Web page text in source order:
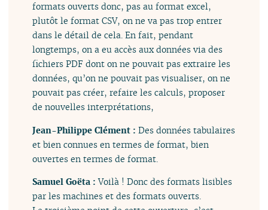
formats ouverts donc, pas au format excel,
plutôt le format CSV, on ne va pas trop entrer
dans le détail de cela. En fait, pendant
longtemps, on a eu accès aux données via des
fichiers PDF dont on ne pouvait pas extraire les
données, qu’on ne pouvait pas visualiser, on ne
pouvait pas créer, refaire les calculs, proposer
de nouvelles interprétations,
Jean-Philippe Clément :Des données tabulaires
et bien connues en termes de format, bien
ouvertes en termes de format.
Samuel Goëta :Voilà ! Donc des formats lisibles
par les machines et des formats ouverts.